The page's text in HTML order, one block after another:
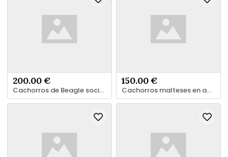
200.00 €
Cachorros de Beagle socializadosxfdf
150.00 €
Cachorros malteses en adopción